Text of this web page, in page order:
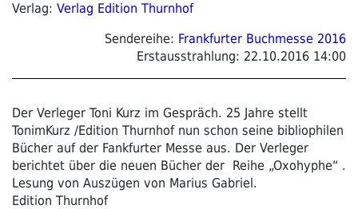
Verlag: Verlag Edition Thurnhof
Sendereihe: Frankfurter Buchmesse 2016
Erstausstrahlung: 22.10.2016 14:00
Der Verleger Toni Kurz im Gespräch. 25 Jahre stellt
TonimKurz /Edition Thurnhof nun schon seine bibliophilen
Bücher auf der Fankfurter Messe aus. Der Verleger
berichtet über die neuen Bücher der Reihe „Oxohyphe“ .
Lesung von Auszügen von Marius Gabriel.
Edition Thurnhof